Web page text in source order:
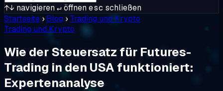
↑↓ navigieren↵öffnenesc schließen
Startseite › Blog › Trading und Krypto
Trading und Krypto
Wie der Steuersatz für Futures-
Trading in den USA funktioniert:
Expertenanalyse